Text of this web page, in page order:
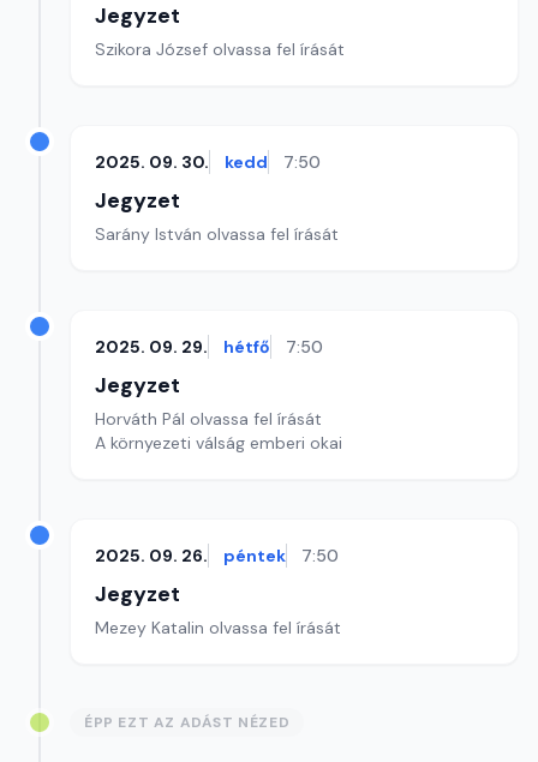
Jegyzet
Szikora József olvassa fel írását
2025. 09. 30. kedd 7:50
Jegyzet
Sarány István olvassa fel írását
2025. 09. 29. hétfő 7:50
Jegyzet
Horváth Pál olvassa fel írását
A környezeti válság emberi okai
2025. 09. 26. péntek 7:50
Jegyzet
Mezey Katalin olvassa fel írását
ÉPP EZT AZ ADÁST NÉZED